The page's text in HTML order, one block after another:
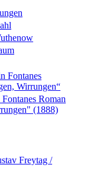
Fontanes
Wirrungen“
Roman
(1888)
Freytag /